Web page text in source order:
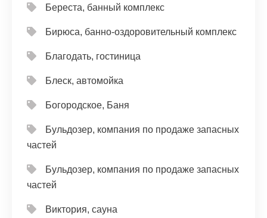
Береста, банный комплекс
Бирюса, банно-оздоровительный комплекс
Благодать, гостиница
Блеск, автомойка
Богородское, Баня
Бульдозер, компания по продаже запасных
частей
Бульдозер, компания по продаже запасных
частей
Виктория, сауна